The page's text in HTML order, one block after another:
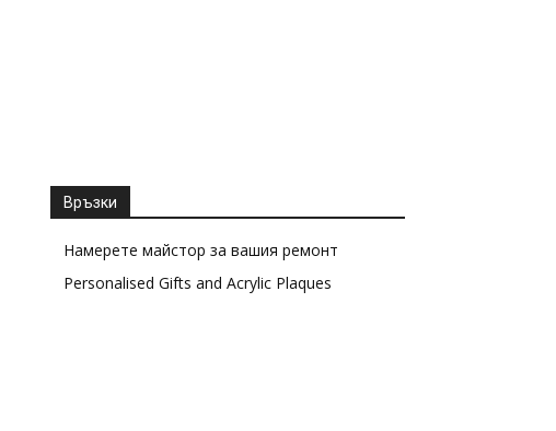
Връзки
Намерете майстор за вашия ремонт
Personalised Gifts and Acrylic Plaques